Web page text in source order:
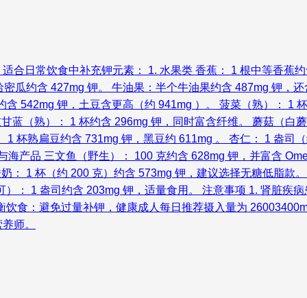
合日常饮食中补充钾元素： 1. 水果类 香蕉： 1 根中等香蕉
瓜约含 427mg 钾。 牛油果：半个牛油果约含 487mg 钾，
542mg 钾，土豆含更高（约 941mg ）。 菠菜（熟）： 1
蓝（熟）： 1 杯约含 296mg 钾，同时富含纤维。 蘑菇（白
杯熟扁豆约含 731mg 钾，黑豆约 611mg 。 杏仁： 1 盎司
产品 三文鱼（野生）： 100 克约含 628mg 钾，并富含
： 1 杯（约 200 克）约含 573mg 钾，建议选择无糖低脂款
： 1 盎司约含 203mg 钾，适量食用。 注意事项 1. 肾脏疾
食：避免过量补钾，健康成人每日推荐摄入量为
师。